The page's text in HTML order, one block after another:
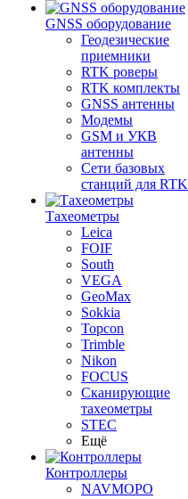
GNSS оборудование
Геодезические
приемники
RTK роверы
RTK комплекты
GNSS антенны
Модемы
GSM и УКВ
антенны
Сети базовых
станций для RTK
Тахеометры
Leica
FOIF
South
VEGA
GeoMax
Sokkia
Topcon
Trimble
Nikon
FOCUS
Сканирующие
тахеометры
STEC
Ещё
Контроллеры
NAVMOPO